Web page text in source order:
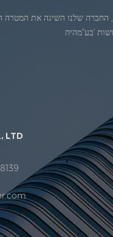
ג'אדברנוסדה בחודש יולי 1986. 1986. במהלךהשנים הראשונות של הקיום, החברה שלנו מתקדמת חדשנות
LTD
Ext. 8139